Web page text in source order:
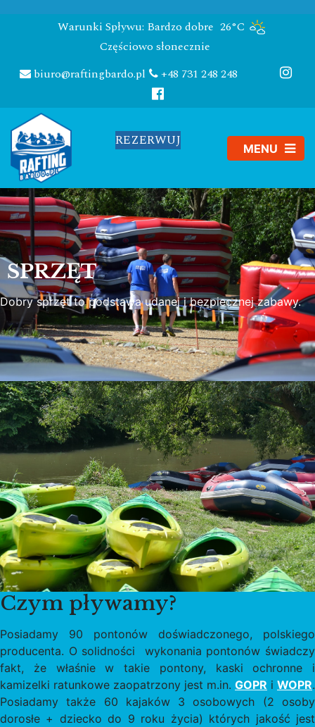
Warunki Spływu: Bardzo dobre 26°C
Częściowo słonecznie
biuro@raftingbardo.pl
+48 731 248 248
REZERWUJ
SPRZĘT
Dobry sprzęt to podstawa udanej i bezpiecznej zabawy.
Czym pływamy?
Posiadamy 90 pontonów doświadczonego, polskiego
producenta. O solidności wykonania pontonów świadczy
fakt, że właśnie w takie pontony, kaski ochronne i
kamizelki ratunkowe zaopatrzony jest m.in. GOPR i WOPR.
Posiadamy także 60 kajaków 3 osobowych (2 osoby
dorosłe + dziecko do 9 roku życia) których jakość jest